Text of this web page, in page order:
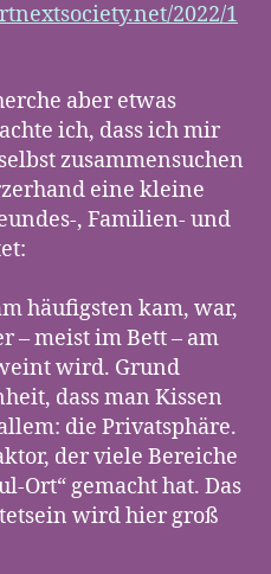
2022/1
aber etwas
ich, dass ich mir
zusammensuchen
eine kleine
, Familien- und
häufigsten kam, war,
– meist im Bett – am
wird. Grund
dass man Kissen
die Privatsphäre.
der viele Bereiche
Ort“ gemacht hat. Das
wird hier groß